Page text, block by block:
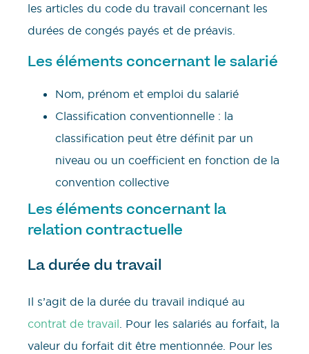
les articles du code du travail concernant les
durées de congés payés et de préavis.
Les éléments concernant le salarié
Nom, prénom et emploi du salarié
Classification conventionnelle : la
classification peut être définit par un
niveau ou un coefficient en fonction de la
convention collective
Les éléments concernant la
relation contractuelle
La durée du travail
Il s’agit de la durée du travail indiqué au
contrat de travail. Pour les salariés au forfait, la
valeur du forfait dit être mentionnée. Pour les